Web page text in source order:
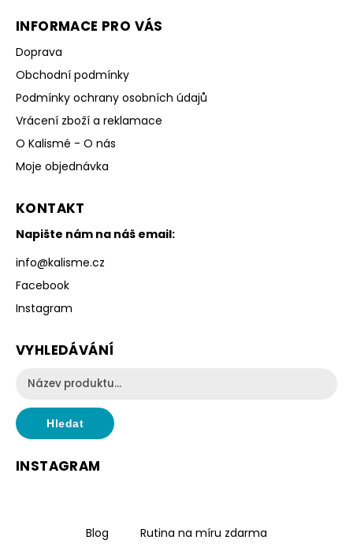
INFORMACE PRO VÁS
Doprava
Obchodní podmínky
Podmínky ochrany osobních údajů
Vrácení zboží a reklamace
O Kalismé - O nás
Moje objednávka
KONTAKT
Napište nám na náš email:
info@kalisme.cz
Facebook
Instagram
VYHLEDÁVÁNÍ
Hledat
INSTAGRAM
Blog
Rutina na míru zdarma